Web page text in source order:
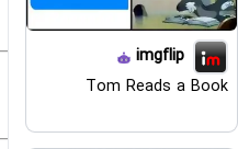
imgflip
Tom Reads a Book